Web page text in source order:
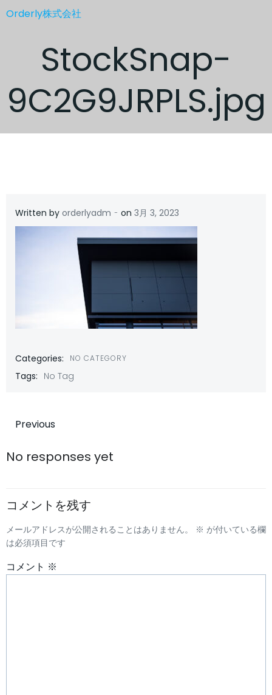
ン
ツ
ス
キ
プ
Orderly株式会社
StockSnap-
9C2G9JRPLS.jpg
Written by orderlyadm - on 3月 3, 2023
Categories: NO CATEGORY
Tags: No Tag
投
稿
ビ
ゲ
ー
Previous
No responses yet
コメントを残す
メールアドレスが公開されることはありません。 ※ が付いている欄
は必須項目です
コメント ※